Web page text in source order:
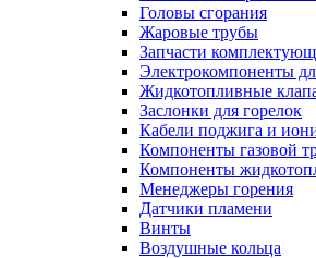
Головы сгорания
Жаровые трубы
Запчасти
Электрокомпоненты
Жидкотопливные
Заслонки для горелок
Кабели поджига и
Компоненты газовой
Компоненты
Менеджеры горения
Датчики пламени
Винты
Воздушные кольца